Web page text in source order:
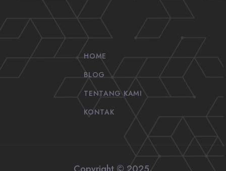
HOME
BLOG
TENTANG KAMI
KONTAK